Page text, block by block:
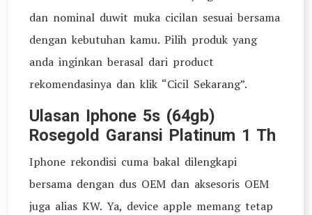
dan nominal duwit muka cicilan sesuai bersama
dengan kebutuhan kamu. Pilih produk yang
anda inginkan berasal dari product
rekomendasinya dan klik “Cicil Sekarang”.
Ulasan Iphone 5s (64gb)
Rosegold Garansi Platinum 1 Th
Iphone rekondisi cuma bakal dilengkapi
bersama dengan dus OEM dan aksesoris OEM
juga alias KW. Ya, device apple memang tetap